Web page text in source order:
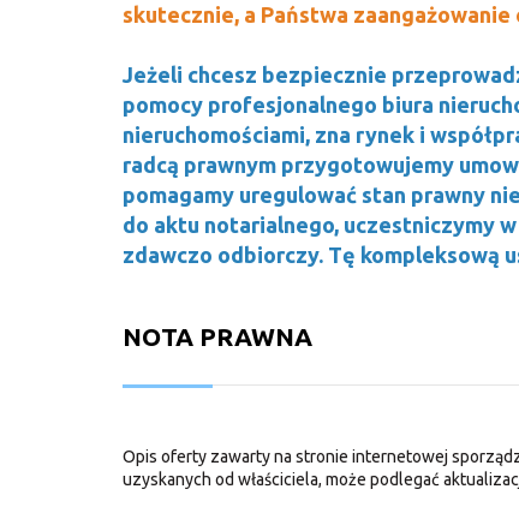
skutecznie, a Państwa
Jeżeli chcesz bezpiecznie
pomocy profesjonalnego biura
nieruchomościami, zna rynek i
radcą prawnym przygotowujemy
pomagamy uregulować stan prawny
do aktu notarialnego, uczestniczymy
zdawczo odbiorczy. Tę kompleksową
NOTA PRAWNA
Opis oferty zawarty na stronie internetowej
uzyskanych od właściciela, może podlegać